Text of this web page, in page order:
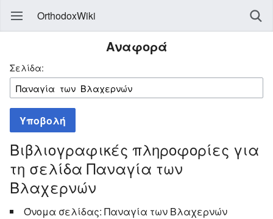
OrthodoxWiki
Αναφορά
Σελίδα:
Υποβολή
Βιβλιογραφικές πληροφορίες για
τη σελίδα Παναγία των
Βλαχερνών
Όνομα σελίδας: Παναγία των Βλαχερνών